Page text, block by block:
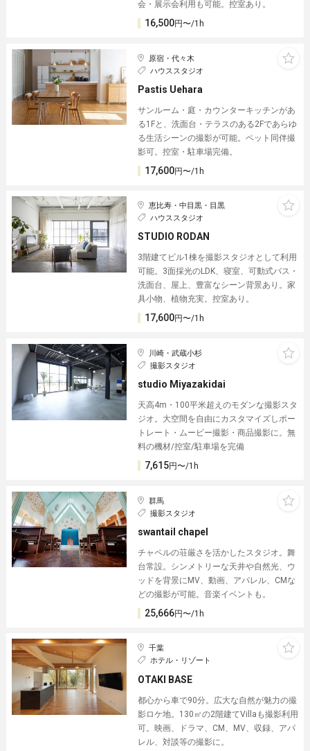
会・展示会利用も可能。控室あり。
16,500円〜/1h
原宿・代々木
ハウススタジオ
Pastis Uehara︎
サンルーム・庭・カウンターキッチンがあ
る1Fと、洗面台・テラスのある2Fであらゆ
る生活シーンの撮影が可能。ペット同伴撮
影可。控室・駐車場完備。
17,600円〜/1h
恵比寿・中目黒・目黒
ハウススタジオ
STUDIO RODAN
3階建てビル1棟を撮影スタジオとして利用
可能。3面採光のLDK、寝室、可動式バス・
洗面台、屋上、豊富なシーン背景あり。家
具小物、植物充実。控室あり。
17,600円〜/1h
川崎・武蔵小杉
撮影スタジオ
studio Miyazakidai
天高4m・100平米超えのモダンな撮影スタ
ジオ。大空間を自由にカスタマイズしポー
トレート・ムービー撮影・商品撮影に。無
料の機材/控室/駐車場を完備
7,615円〜/1h
群馬
撮影スタジオ
swantail chapel
チャペルの荘厳さを活かしたスタジオ。舞
台常設。シンメトリーな天井や自然光、ウ
ッドを背景にMV、動画、アパレル、CMな
どの撮影が可能。音楽イベントも。
25,666円〜/1h
千葉
ホテル・リゾート
OTAKI BASE
都心から車で90分。広大な自然が魅力の撮
影ロケ地。130㎡の2階建てVillaも撮影利用
可。映画、ドラマ、CM、MV、収録、アパ
レル、対談等の撮影に。